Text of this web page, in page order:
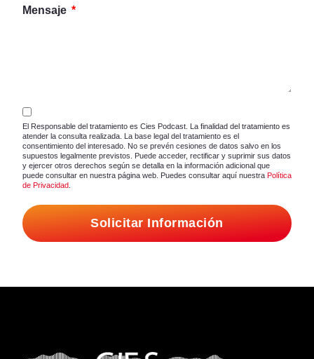
Mensaje
El Responsable del tratamiento es Cies Podcast. La finalidad del tratamiento es
atender la consulta realizada. La base legal del tratamiento es el
consentimiento del interesado. No se prevén cesiones de datos salvo en los
supuestos legalmente previstos. Puede acceder, rectificar y suprimir sus datos
y ejercer otros derechos según se detalla en la información adicional que
puede consultar en nuestra página web. Puedes consultar aquí nuestra Política
de Privacidad
Solicitar Información